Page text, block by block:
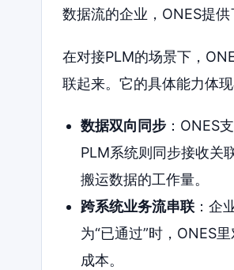
数据流的企业，ONES提
在对接PLM的场景下，
联起来。它的具体能力体现
数据双向同步：ONES
PLM系统则同步接收关
搬运数据的工作量。
跨系统业务流串联：企
为“已通过”时，ONES
成本。